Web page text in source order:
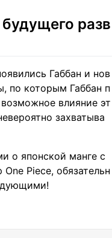
разв
Габбан и нов
по которым Габбан п
влияние эт
захватыва
о японской манге с
Piece, обязательн